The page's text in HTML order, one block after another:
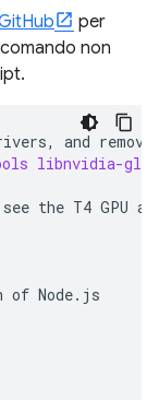
per
non
and remove
libnvidia-gl-
see the T4 GPU
of